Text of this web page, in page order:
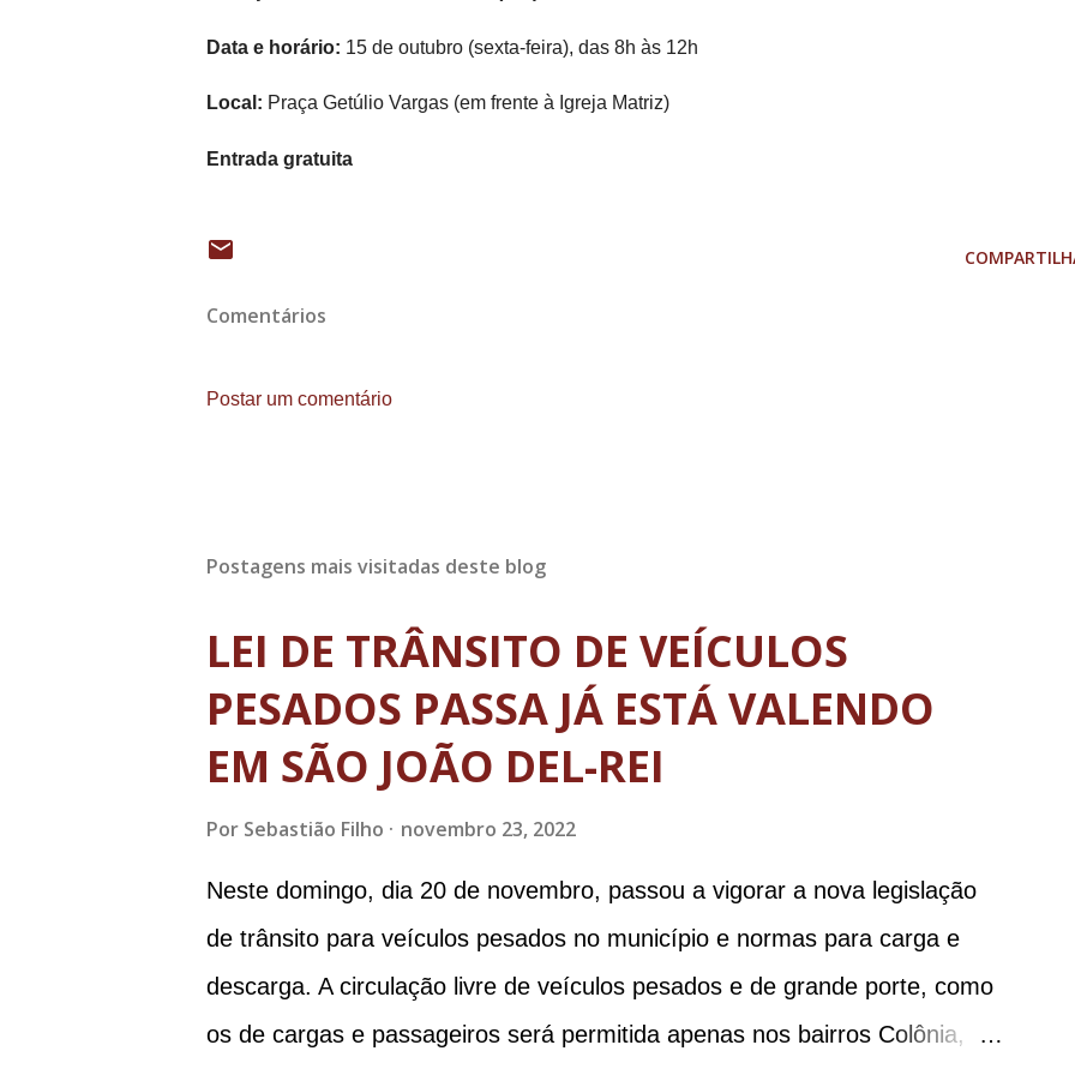
Data e horário: 15 de outubro (sexta-feira), das 8h às 12h
Local: Praça Getúlio Vargas (em frente à Igreja Matriz)
Entrada gratuita
Comentários
Postar um comentário
Postagens mais visitadas deste blog
LEI DE TRÂNSITO DE VEÍCULOS
PESADOS PASSA JÁ ESTÁ VALENDO
EM SÃO JOÃO DEL-REI
Por Sebastião Filho novembro 23, 2022
Neste domingo, dia 20 de novembro, passou a vigorar a nova legislação
de trânsito para veículos pesados no município e normas para carga e
descarga. A circulação livre de veículos pesados e de grande porte, como
os de cargas e passageiros será permitida apenas nos bairros Colônia,